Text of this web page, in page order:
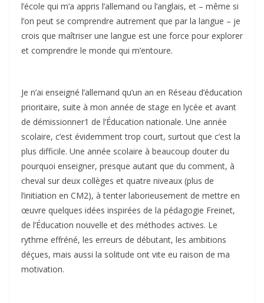
l’école qui m’a appris l’allemand ou l’anglais, et – même si
l’on peut se comprendre autrement que par la langue – je
crois que maîtriser une langue est une force pour explorer
et comprendre le monde qui m’entoure.
Je n’ai enseigné l’allemand qu’un an en Réseau d’éducation
prioritaire, suite à mon année de stage en lycée et avant
de démissionner1 de l’Éducation nationale. Une année
scolaire, c’est évidemment trop court, surtout que c’est la
plus difficile. Une année scolaire à beaucoup douter du
pourquoi enseigner, presque autant que du comment, à
cheval sur deux collèges et quatre niveaux (plus de
l’initiation en CM2), à tenter laborieusement de mettre en
œuvre quelques idées inspirées de la pédagogie Freinet,
de l’Éducation nouvelle et des méthodes actives. Le
rythme effréné, les erreurs de débutant, les ambitions
déçues, mais aussi la solitude ont vite eu raison de ma
motivation.